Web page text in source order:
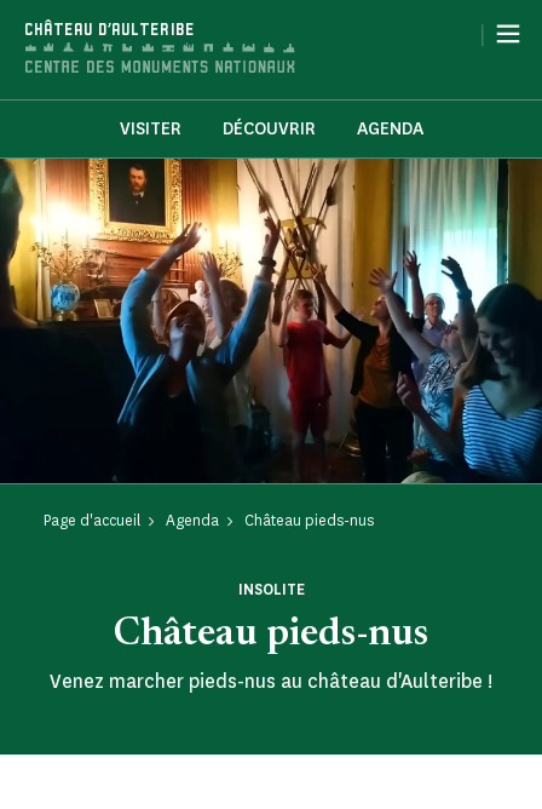
CHÂTEAU D'AULTERIBE |
VISITER DÉCOUVRIR AGENDA
Page d'accueil Agenda Château pieds-nus
Château pieds-nus
INSOLITE
Venez marcher pieds-nus au château d'Aulteribe !